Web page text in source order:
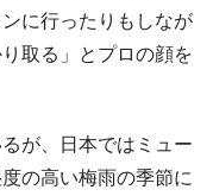
に行ったりもしなが
取る」とプロの顔を
が、日本ではミュー
の高い梅雨の季節に